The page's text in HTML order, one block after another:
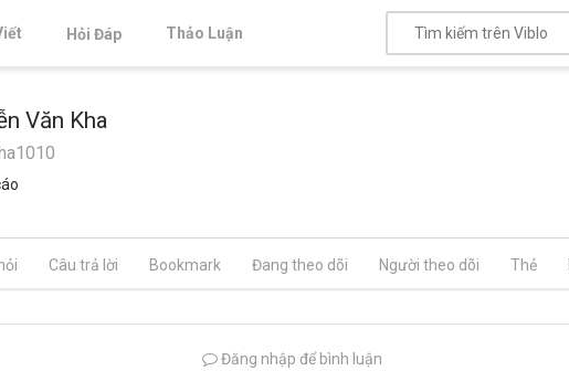
Hỏi Đáp Thảo Luận
Văn Kha
Câu trả lời Bookmark Đang theo dõi Người theo dõi Thẻ
Đăng nhập để bình luận